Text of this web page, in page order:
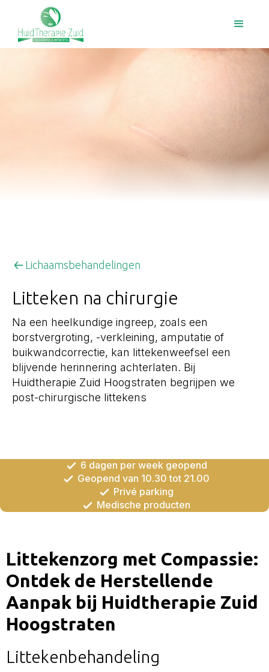
Lichaamsbehandelingen
Litteken na chirurgie
Na een heelkundige ingreep, zoals een
borstvergroting, -verkleining, amputatie of
buikwandcorrectie, kan littekenweefsel een
blijvende herinnering achterlaten. Bij
Huidtherapie Zuid Hoogstraten begrijpen we
post-chirurgische littekens
6 dagen per week geopend
Geopend van 10.30 tot 21.00
Privé parking
Medische producten
Littekenzorg met Compassie:
Ontdek de Herstellende
Aanpak bij Huidtherapie Zuid
Hoogstraten
Littekenbehandeling